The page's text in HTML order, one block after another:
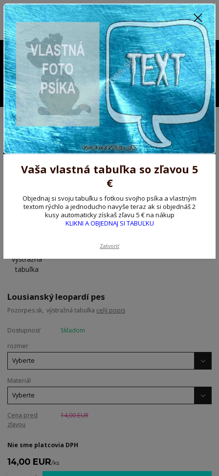
Poprosíme ctených zákazníkov o trpezlivosť, v tomto období máme
predĺžené dodacie lehoty.
Preto sme Vám pripravili malý darček ako ospravedlnenie.
!!! ZĽAVA 5€ na PRVÚ objednávku nad 30€ s kódom pozorpes5 !!!
Menu
EUR
0903563637
0
0,00 EUR
Úvod Kovové výstražné ceduľky Pozorpes.sk, výstražná tabuľka
Pozorpes.sk, výstražná
tabuľka
Lousianský leopardí pes
Pozorpes.sk, výstražná tabuľka celý popis
Dostupnosť
Skladom
rozmer
Materiál
Cena pred
zľavou
14,00 EUR
Nie sme platcovia DPH
14,00 EUR/ks
Vaša vlastná tabuľka so zľavou 5
€
Objednaj si svoju tabuľku s fotkou svojho psíka a vlastným
textom rýchlo a jednoducho navyše teraz ak si objednáš 2
kusy automaticky získaš zľavu 5 € na nákup
KLIKNI A OBJEDNAJ SI TABUĽKU
Zatvoriť